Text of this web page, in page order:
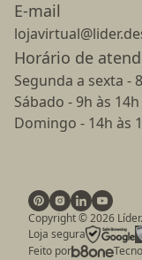
E-mail
Horário de
Segunda a sexta -
Sábado - 9h às 14h
Domingo - 14h às
Copyright ©2026
Loja segura
Feito por